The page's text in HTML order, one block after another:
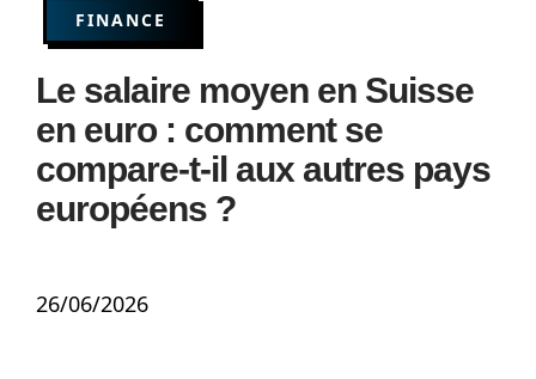
FINANCE
Le salaire moyen en Suisse
en euro : comment se
compare-t-il aux autres pays
européens ?
26/06/2026